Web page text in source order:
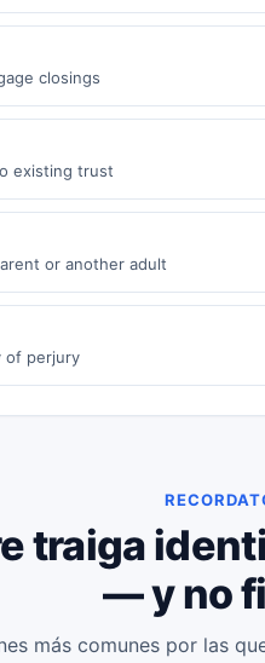
closings
existing trust
or another adult
of perjury
traiga
— y no
más comunes por las